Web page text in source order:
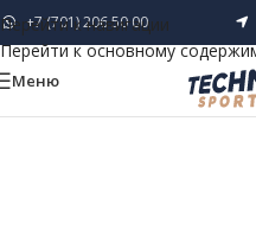
Перейти к навигации
Перейти к основному
+7 (701) 206 50 00
Меню